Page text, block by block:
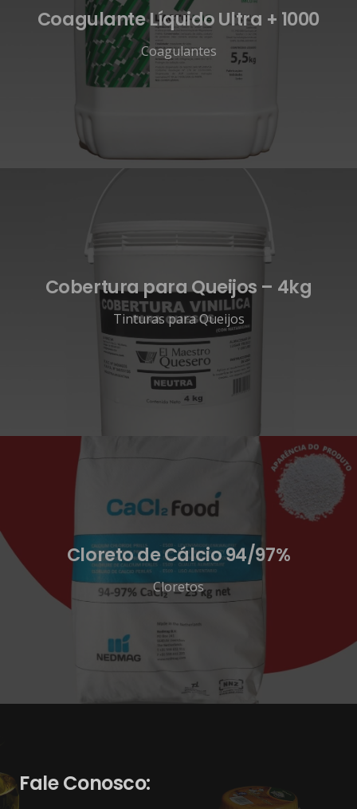
Coagulante Líquido Ultra + 1000
Coagulantes
Cobertura para Queijos – 4kg
Tinturas para Queijos
Cloreto de Cálcio 94/97%
Cloretos
Fale Conosco: